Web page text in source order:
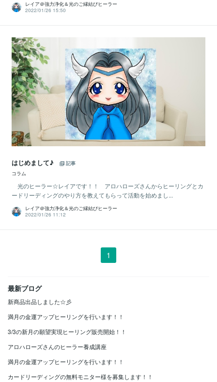
レイア＠強力浄化＆光のご縁結びヒーラー
2022/01/26 15:50
はじめまして♪
記事
コラム
光のヒーラー☆レイアです！！ アロハローズさんからヒーリングとカ
ードリーディングのやり方を教えてもらって活動を始めまし...
レイア＠強力浄化＆光のご縁結びヒーラー
2022/01/26 11:12
1
最新ブログ
新商品出品しました☆彡
満月の金運アップヒーリングを行います！！
3/3の新月の願望実現ヒーリング販売開始！！
アロハローズさんのヒーラー養成講座
満月の金運アップヒーリングを行います！！
カードリーディングの無料モニター様を募集します！！